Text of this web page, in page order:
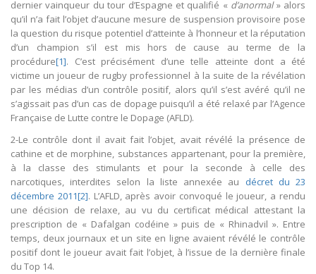
dernier vainqueur du tour d’Espagne et qualifié « d’anormal» alors
qu’il n’a fait l’objet d’aucune mesure de suspension provisoire pose
la question du risque potentiel d’atteinte à l’honneur et la réputation
d’un champion s’il est mis hors de cause au terme de la
procédure[1]. C’est précisément d’une telle atteinte dont a été
victime un joueur de rugby professionnel à la suite de la révélation
par les médias d’un contrôle positif, alors qu’il s’est avéré qu’il ne
s’agissait pas d’un cas de dopage puisqu’il a été relaxé par l’Agence
Française de Lutte contre le Dopage (AFLD).
2-Le contrôle dont il avait fait l’objet, avait révélé la présence de
cathine et de morphine, substances appartenant, pour la première,
à la classe des stimulants et pour la seconde à celle des
narcotiques, interdites selon la liste annexée au décret du 23
décembre 2011[2]. L’AFLD, après avoir convoqué le joueur, a rendu
une décision de relaxe, au vu du certificat médical attestant la
prescription de « Dafalgan codéine » puis de « Rhinadvil ». Entre
temps, deux journaux et un site en ligne avaient révélé le contrôle
positif dont le joueur avait fait l’objet, à l’issue de la dernière finale
du Top 14.